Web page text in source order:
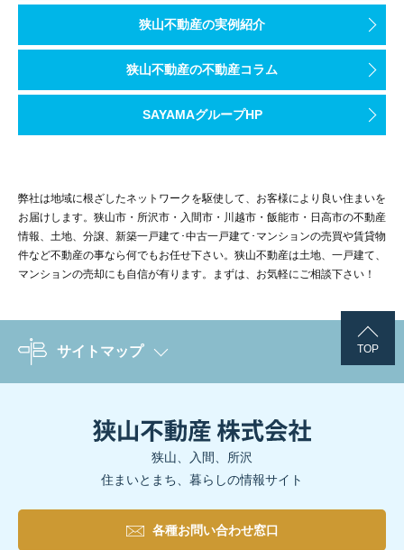
狭山不動産の実例紹介
狭山不動産の不動産コラム
SAYAMAグループHP
弊社は地域に根ざしたネットワークを駆使して、お客様により良い住まいを
お届けします。狭山市・所沢市・入間市・川越市・飯能市・日高市の不動産
情報、土地、分譲、新築一戸建て･中古一戸建て･マンションの売買や賃貸物
件など不動産の事なら何でもお任せ下さい。狭山不動産は土地、一戸建て、
マンションの売却にも自信が有ります。まずは、お気軽にご相談下さい！
TOP
サイトマップ
狭山、入間、所沢
住まいとまち、暮らしの情報サイト
各種お問い合わせ窓口